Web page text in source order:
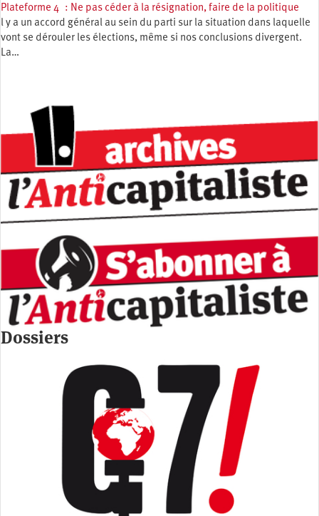
Plateforme 4 : Ne pas céder à la résignation, faire de la politique
l y a un accord général au sein du parti sur la situation dans laquelle
vont se dérouler les élections, même si nos conclusions divergent.
La…
Dossiers